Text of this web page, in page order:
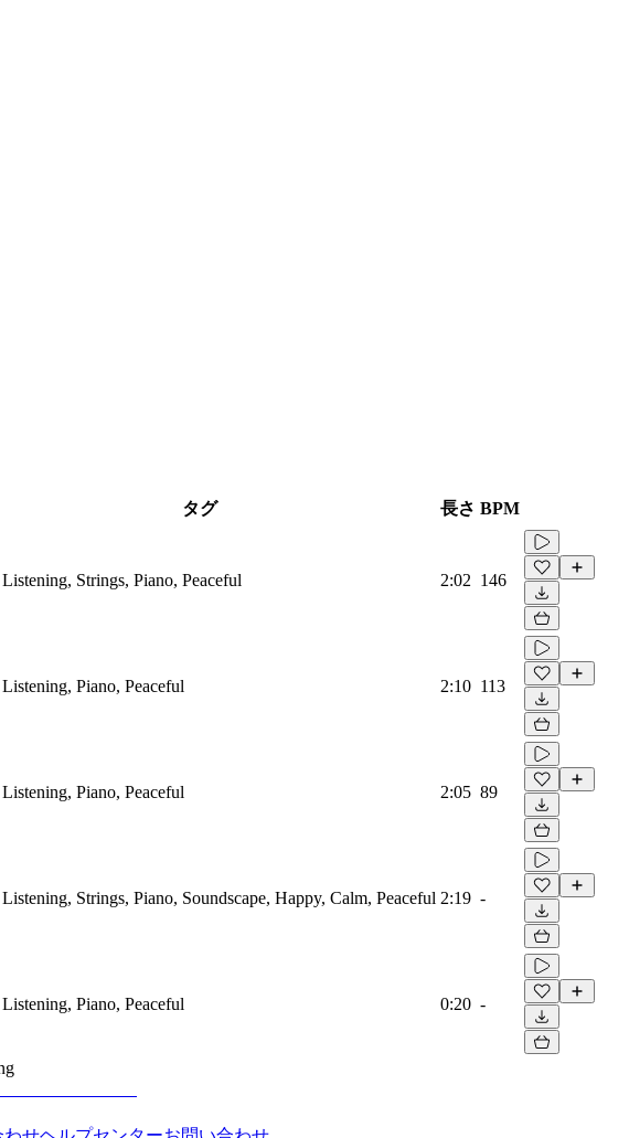
タグ 長さ BPM
Strings, Piano, Peaceful 2:02 146
Piano, Peaceful 2:10 113
Piano, Peaceful 2:05 89
Strings, Piano, Soundscape, Happy, Calm, Peaceful 2:19 -
Piano, Peaceful 0:20 -